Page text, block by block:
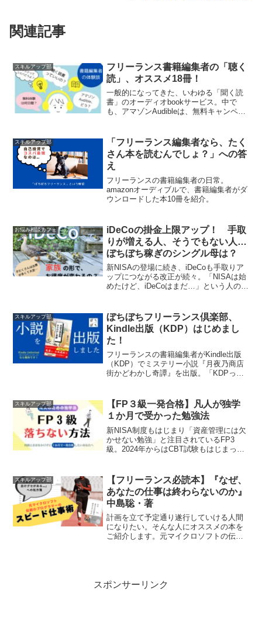
関連記事
スキルアップ部
フリーランス書籍編集者の「聴く
読」、オススメ18冊！
一般的になってきた、いわゆる「聞く読
書」のオーディオbookサービス。中で
も、アマゾンAudibleは、無料キャンペー
ル本の書籍編集者が聴きまくってみまし
た。「聞き読」のメリット＆デメリッ
ト、聴いたオススメ本、お伝えします。
スキルアップ部
「フリーランス編集者なら、たく
さん本を読むんでしょ？」への答
え
フリーランスの書籍編集者の日常。
amazonオーディブルで、書籍編集者がダ
ウンロードした本10冊を紹介。
お悩み相談カフェ
iDeCoの掛金上限アップ！ 手取
りが増える人、そうでもない人…
ぼちぼち稼ぎのシングル母は？
新NISAの登場に続き、iDeCoも手取りア
ップにつながる改正が続々。「NISAは始
めたけど、iDeCoはまだ…」という人のた
（扶養家族アリ）がサクッと紹介しま
す。
スキルアップ部
ぼちぼちフリーランス倶楽部、
Kindle出版（KDP）はじめまし
た！
フリーランスの書籍編集者がKindle出版
（KDP）でミステリー小説『月夜乃商店
街かどわかし奇譚』を出版。「KDPって
スキルアップ部
【FP３級一発合格】凡人が独学
１か月で受かった勉強法
新NISA制度もはじまり「資産管理には欠
かせない勉強」と注目されているFP3
級。2024年からはCBT試験もはじまって
で落ちた…」など、一発合格にはいたら
ない場合も意外と多いのがリアルです。
50代でFP３級にトライ、一発合格できた
凡人の独学法を紹介します！
スキルアップ部
【フリーランス必読本】『なぜ、
あなたの仕事は終わらないのか』
中島聡・著
計画を立て予定通り遂行していける人間
になりたい。そんな人にオススメの本を
ご紹介します。元マイクロソフトの伝説
スポンサーリンク